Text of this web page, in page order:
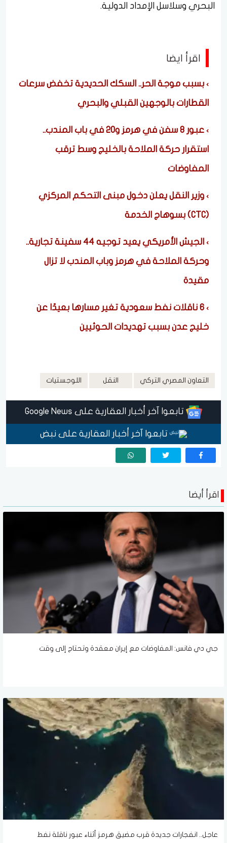
البحري وسلاسل الإمداد الدولية.
اقرأ ايضا
بسبب موجة الحر.. السكك الحديدية تخفض سرعات
القطارات بالوجهين القبلي والبحري
عبور 8 سفن في هرمز و20 في باب المندب..
استقرار حركة الملاحة بالخليج وسط ترقب
المفاوضات
وزير النقل يعلن دخول مبنى التحكم المركزي
(CTC) بسوهاج الخدمة
الجيش الأمريكي يعيد توجيه 44 سفينة تجارية..
وحركة الملاحة في هرمز وباب المندب لا تزال
مقيدة
6 ناقلات نفط سعودية تغير مسارها بعيدًا عن
خليج عدن بسبب تهديدات الحوثيين
التعاون المصري التركي النقل اللوجستيات
تابعوا آخر أخبار العقارية على Google News
تابعوا آخر أخبار العقارية على نبض
اقرأ أيضا
جي دي فانس: المفاوضات مع إيران معقدة وتحتاج إلى وقت
عاجل.. انفجارات جديدة قرب مضيق هرمز أثناء عبور ناقلة نفط